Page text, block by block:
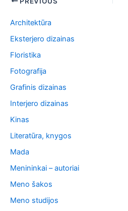
Architektūra
Eksterjero dizainas
Floristika
Fotografija
Grafinis dizainas
Interjero dizainas
Kinas
Literatūra, knygos
Mada
Menininkai – autoriai
Meno šakos
Meno studijos